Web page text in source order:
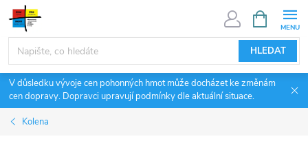
Přejít
obsah
HLEDAT
NÁKUPNÍ
KOŠÍK
V důsledku vývoje cen pohonných hmot může docházet ke změnám
cen dopravy. Dopravci upravují podmínky dle aktuální situace.
Kolena